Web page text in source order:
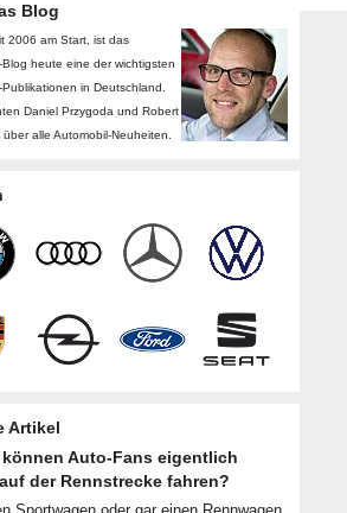
Blog
2006 am Start, ist das
Blog heute eine der wichtigsten
in Deutschland.
Daniel Przygoda und Robert
alle Automobil-Neuheiten.
Artikel
können Auto-Fans eigentlich
der Rennstrecke fahren?